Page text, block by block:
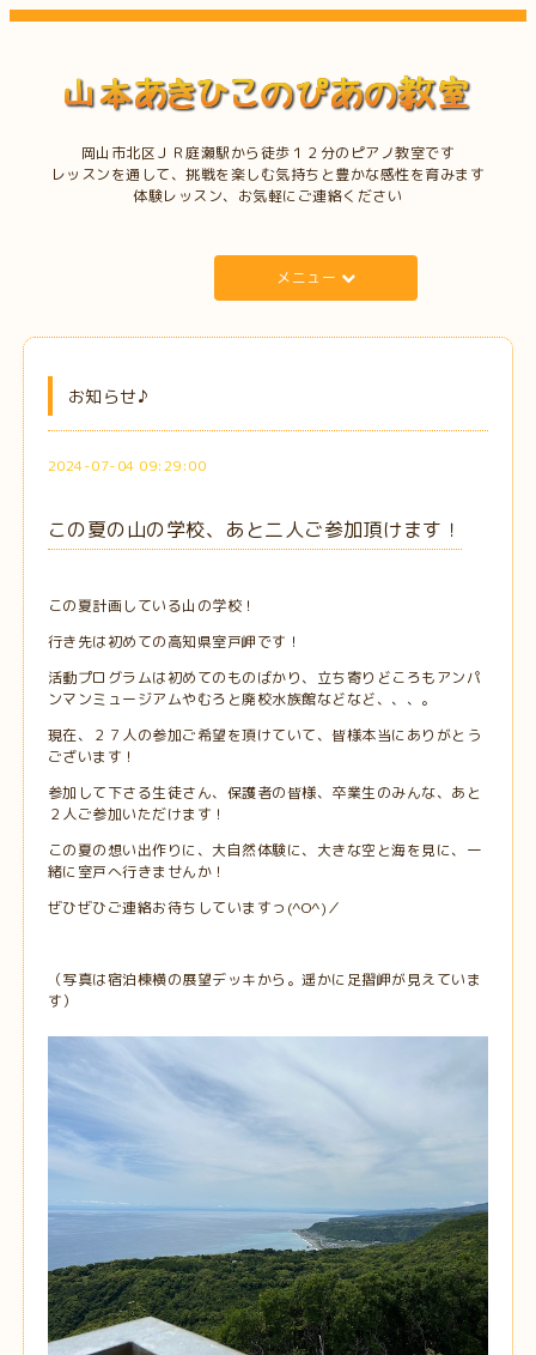
岡山市北区ＪＲ庭瀬駅から徒歩１２分のピアノ教室です
レッスンを通して、挑戦を楽しむ気持ちと豊かな感性を育みます
体験レッスン、お気軽にご連絡ください
メニュー
お知らせ♪
2024-07-04 09:29:00
この夏の山の学校、あと二人ご参加頂けます！
この夏計画している山の学校！
行き先は初めての高知県室戸岬です！
活動プログラムは初めてのものばかり、立ち寄りどころもアンパ
ンマンミュージアムやむろと廃校水族館などなど、、、。
現在、２７人の参加ご希望を頂けていて、皆様本当にありがとう
ございます！
参加して下さる生徒さん、保護者の皆様、卒業生のみんな、あと
２人ご参加いただけます！
この夏の想い出作りに、大自然体験に、大きな空と海を見に、一
緒に室戸へ行きませんか！
ぜひぜひご連絡お待ちしていますっ(^O^)／
（写真は宿泊棟横の展望デッキから。遥かに足摺岬が見えていま
す）